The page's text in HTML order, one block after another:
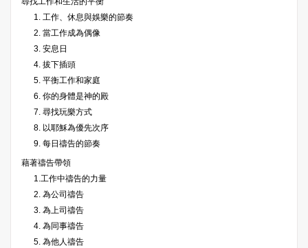
1. 工作、休息與娛樂的節奏
2. 當工作成為偶像
3. 安息日
4. 拔下插頭
5. 平衡工作和家庭
6. 你的身體是神的殿
7. 尋找玩樂方式
8. 以耶穌為優先次序
9. 每日禱告的節奏
藉著禱告帶領
1.工作中禱告的力量
2. 為公司禱告
3. 為上司禱告
4. 為同事禱告
5. 為他人禱告